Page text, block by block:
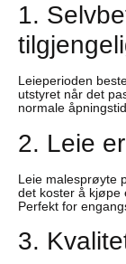
1.
Leieperioden
utstyret når det
normale
2. Leie
Leie malesprøyte
det koster å kjøpe
Perfekt for
3.